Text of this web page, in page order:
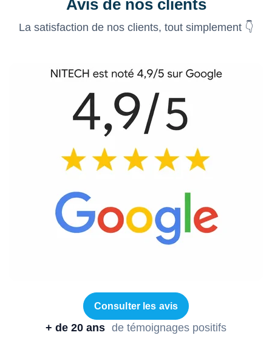
Avis de nos clients
La satisfaction de nos clients, tout simplement 👇
Consulter les avis
+ de 20 ans de témoignages positifs